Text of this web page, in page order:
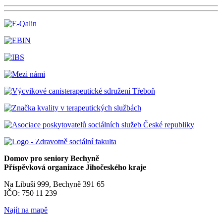
Domov pro seniory Bechyně
Příspěvková organizace Jihočeského kraje
Na Libuši 999, Bechyně 391 65
IČO: 750 11 239
Najít na mapě